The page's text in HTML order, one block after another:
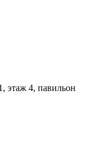
этаж 4, павильон